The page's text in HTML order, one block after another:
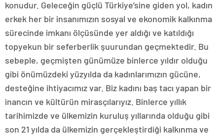
konudur. Geleceğin güçlü Türkiye’sine giden yol, kadın
erkek her bir insanımızın sosyal ve ekonomik kalkınma
sürecinde imkanı ölçüsünde yer aldığı ve katıldığı
topyekun bir seferberlik şuurundan geçmektedir. Bu
sebeple, geçmişten günümüze binlerce yıldır olduğu
gibi önümüzdeki yüzyılda da kadınlarımızın gücüne,
desteğine ihtiyacımız var. Biz kadını baş tacı yapan bir
inancın ve kültürün mirasçılarıyız. Binlerce yıllık
tarihimizde ve ülkemizin kuruluş yıllarında olduğu gibi
son 21 yılda da ülkemizin gerçekleştirdiği kalkınma ve